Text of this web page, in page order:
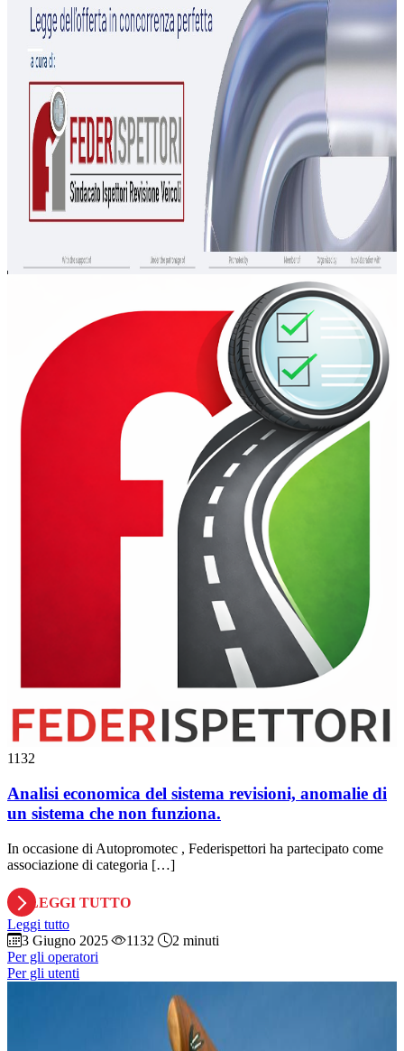
1132
Analisi economica del sistema revisioni, anomalie di
un sistema che non funziona.
In occasione di Autopromotec , Federispettori ha partecipato come
associazione di categoria […]
LEGGI TUTTO
Leggi tutto
3 Giugno 2025
1132
2 minuti
Per gli operatori
Per gli utenti